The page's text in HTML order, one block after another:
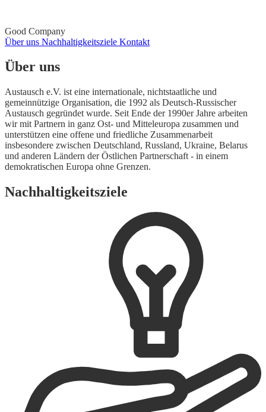
Good Company
Über uns Nachhaltigkeitsziele Kontakt
Über uns
Austausch e.V. ist eine internationale, nichtstaatliche und
gemeinnützige Organisation, die 1992 als Deutsch-Russischer
Austausch gegründet wurde. Seit Ende der 1990er Jahre arbeiten
wir mit Partnern in ganz Ost- und Mitteleuropa zusammen und
unterstützen eine offene und friedliche Zusammenarbeit
insbesondere zwischen Deutschland, Russland, Ukraine, Belarus
und anderen Ländern der Östlichen Partnerschaft - in einem
demokratischen Europa ohne Grenzen.
Nachhaltigkeitsziele